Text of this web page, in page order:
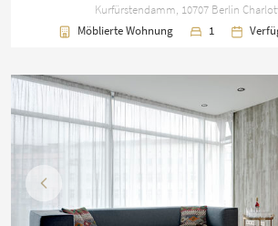
Kurfürstendamm, 10707 Berlin
Möblierte Wohnung
1
Vorherige